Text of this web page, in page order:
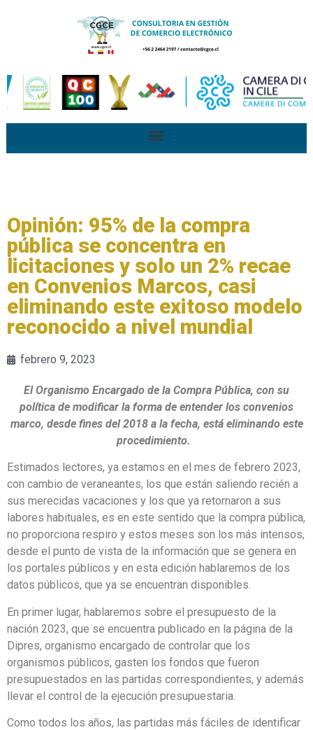
Opinión: 95% de la compra
pública se concentra en
licitaciones y solo un 2% recae
en Convenios Marcos, casi
eliminando este exitoso modelo
reconocido a nivel mundial
febrero 9, 2023
El Organismo Encargado de la Compra Pública, con su
política de modificar la forma de entender los convenios
marco, desde fines del 2018 a la fecha, está eliminando este
procedimiento.
Estimados lectores, ya estamos en el mes de febrero 2023,
con cambio de veraneantes, los que están saliendo recién a
sus merecidas vacaciones y los que ya retornaron a sus
labores habituales, es en este sentido que la compra pública,
no proporciona respiro y estos meses son los más intensos,
desde el punto de vista de la información que se genera en
los portales públicos y en esta edición hablaremos de los
datos públicos, que ya se encuentran disponibles.
En primer lugar, hablaremos sobre el presupuesto de la
nación 2023, que se encuentra publicado en la página de la
Dipres, organismo encargado de controlar que los
organismos públicos, gasten los fondos que fueron
presupuestados en las partidas correspondientes, y además
llevar el control de la ejecución presupuestaria.
Como todos los años, las partidas más fáciles de identificar